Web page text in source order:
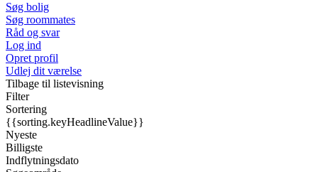
Søg bolig
Søg roommates
Råd og svar
Log ind
Opret profil
Udlej dit værelse
Tilbage til listevisning
Filter
Sortering
{{sorting.keyHeadlineValue}}
Nyeste
Billigste
Indflytningsdato